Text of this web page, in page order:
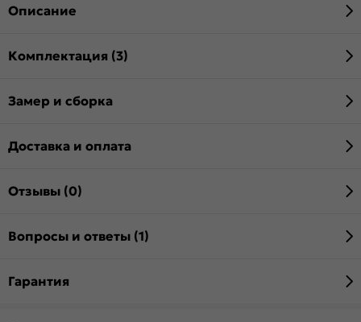
Описание
Комплектация (3)
Замер и сборка
Доставка и оплата
Отзывы (0)
Вопросы и ответы (1)
Гарантия